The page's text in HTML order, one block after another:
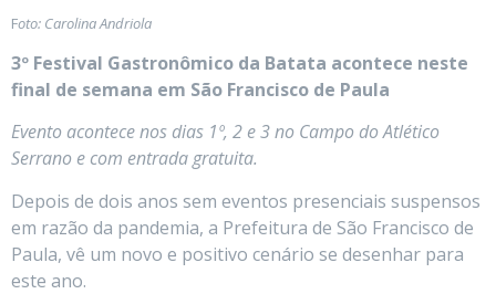
Foto: Carolina Andriola
3º Festival Gastronômico da Batata acontece neste
final de semana em São Francisco de Paula
Evento acontece nos dias 1º, 2 e 3 no Campo do Atlético
Serrano e com entrada gratuita.
Depois de dois anos sem eventos presenciais suspensos
em razão da pandemia, a Prefeitura de São Francisco de
Paula, vê um novo e positivo cenário se desenhar para
este ano.